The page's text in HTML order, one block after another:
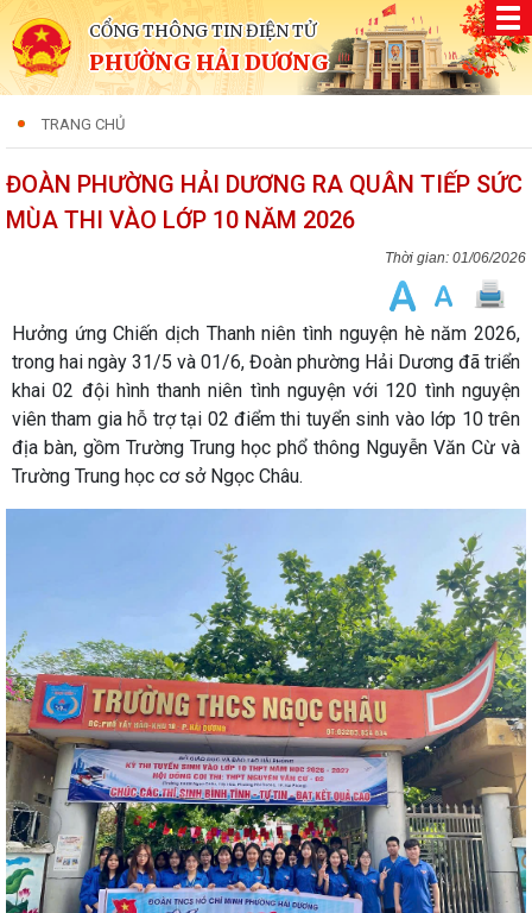
CỔNG THÔNG TIN ĐIỆN TỬ
PHƯỜNG HẢI DƯƠNG
TRANG CHỦ
ĐOÀN PHƯỜNG HẢI DƯƠNG RA QUÂN TIẾP SỨC
MÙA THI VÀO LỚP 10 NĂM 2026
01/06/2026
Hưởng ứng Chiến dịch Thanh niên tình nguyện hè năm 2026,
trong hai ngày 31/5 và 01/6, Đoàn phường Hải Dương đã triển
khai 02 đội hình thanh niên tình nguyện với 120 tình nguyện
viên tham gia hỗ trợ tại 02 điểm thi tuyển sinh vào lớp 10 trên
địa bàn, gồm Trường Trung học phổ thông Nguyễn Văn Cừ và
Trường Trung học cơ sở Ngọc Châu.